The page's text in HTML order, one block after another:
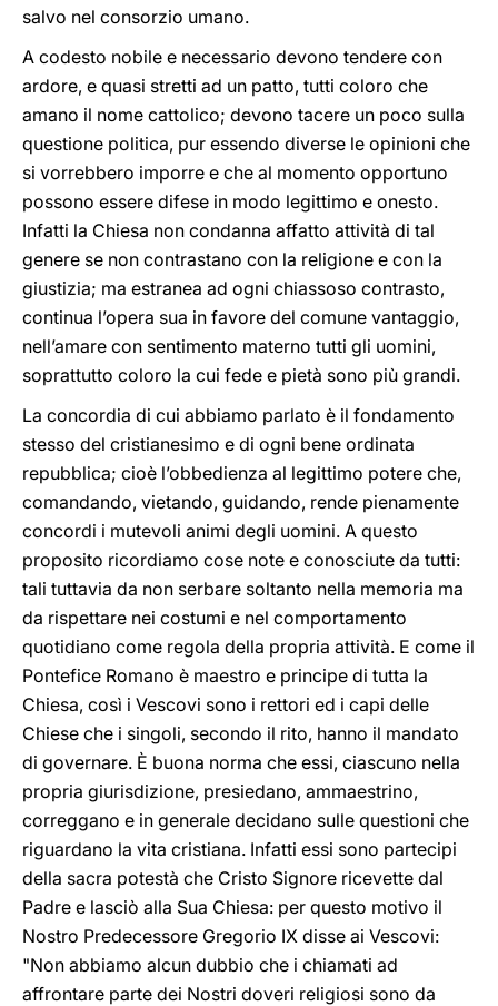
salvo nel consorzio umano.
A codesto nobile e necessario devono tendere con
ardore, e quasi stretti ad un patto, tutti coloro che
amano il nome cattolico; devono tacere un poco sulla
questione politica, pur essendo diverse le opinioni che
si vorrebbero imporre e che al momento opportuno
possono essere difese in modo legittimo e onesto.
Infatti la Chiesa non condanna affatto attività di tal
genere se non contrastano con la religione e con la
giustizia; ma estranea ad ogni chiassoso contrasto,
continua l’opera sua in favore del comune vantaggio,
nell’amare con sentimento materno tutti gli uomini,
soprattutto coloro la cui fede e pietà sono più grandi.
La concordia di cui abbiamo parlato è il fondamento
stesso del cristianesimo e di ogni bene ordinata
repubblica; cioè l’obbedienza al legittimo potere che,
comandando, vietando, guidando, rende pienamente
concordi i mutevoli animi degli uomini. A questo
proposito ricordiamo cose note e conosciute da tutti:
tali tuttavia da non serbare soltanto nella memoria ma
da rispettare nei costumi e nel comportamento
quotidiano come regola della propria attività. E come il
Pontefice Romano è maestro e principe di tutta la
Chiesa, così i Vescovi sono i rettori ed i capi delle
Chiese che i singoli, secondo il rito, hanno il mandato
di governare. È buona norma che essi, ciascuno nella
propria giurisdizione, presiedano, ammaestrino,
correggano e in generale decidano sulle questioni che
riguardano la vita cristiana. Infatti essi sono partecipi
della sacra potestà che Cristo Signore ricevette dal
Padre e lasciò alla Sua Chiesa: per questo motivo il
Nostro Predecessore Gregorio IX disse ai Vescovi:
"Non abbiamo alcun dubbio che i chiamati ad
affrontare parte dei Nostri doveri religiosi sono da